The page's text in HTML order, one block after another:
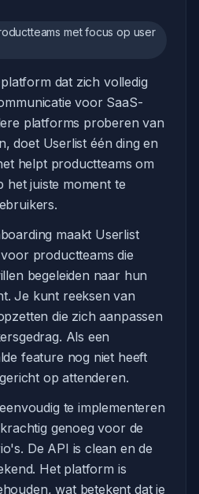
met focus op user
dat zich volledig
voor SaaS-
platforms proberen van
doet Userlist één ding en
helpt productteams om
het juiste moment te
maakt Userlist
productteams die
begeleiden naar hun
Je kunt reeksen van
die zich aanpassen
Als een
feature nog niet heeft
op attenderen.
te implementeren
genoeg voor de
De API is clean en de
Het platform is
wat betekent dat je